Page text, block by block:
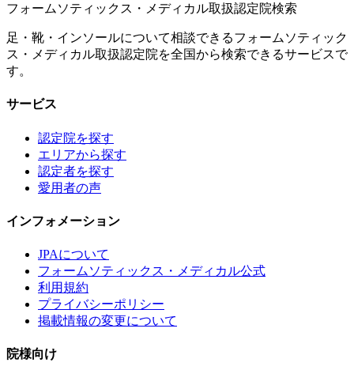
フォームソティックス・メディカル取扱認定院検索
足・靴・インソールについて相談できるフォームソティック
ス・メディカル取扱認定院を全国から検索できるサービスで
す。
サービス
認定院を探す
エリアから探す
認定者を探す
愛用者の声
インフォメーション
JPAについて
フォームソティックス・メディカル公式
利用規約
プライバシーポリシー
掲載情報の変更について
院様向け